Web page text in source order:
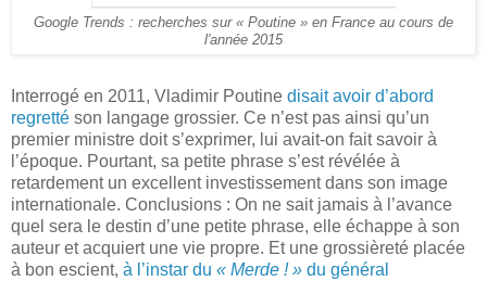
Google Trends : recherches sur « Poutine » en France au cours de
l'année 2015
Interrogé en 2011, Vladimir Poutine disait avoir d’abord
regretté son langage grossier. Ce n’est pas ainsi qu’un
premier ministre doit s’exprimer, lui avait-on fait savoir à
l’époque. Pourtant, sa petite phrase s’est révélée à
retardement un excellent investissement dans son image
internationale. Conclusions : On ne sait jamais à l’avance
quel sera le destin d’une petite phrase, elle échappe à son
auteur et acquiert une vie propre. Et une grossièreté placée
à bon escient, à l’instar du « Merde ! » du général